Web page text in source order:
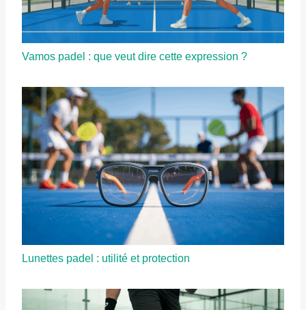
Vamos padel : que veut dire cette expression ?
Lunettes padel : utilité et protection